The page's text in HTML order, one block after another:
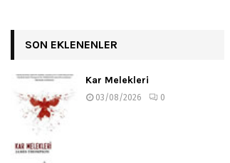
SON EKLENENLER
Kar Melekleri
03/08/2026 0